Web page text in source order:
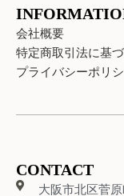
会社概要
特定商取引法に基
プライバシーポリ
CONTACT
大阪市北区菅